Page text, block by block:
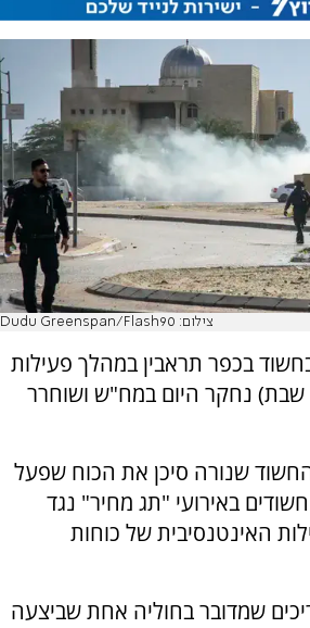
צילום: Dudu Greenspan/Flash90
בכפר תראבין במהלך פעילות
נחקר היום במח"ש ושוחרר
שנורה סיכן את הכוח שפעל
באירועי "תג מחיר" נגד
האינטנסיבית של כוחות
שמדובר בחוליה אחת שביצעה